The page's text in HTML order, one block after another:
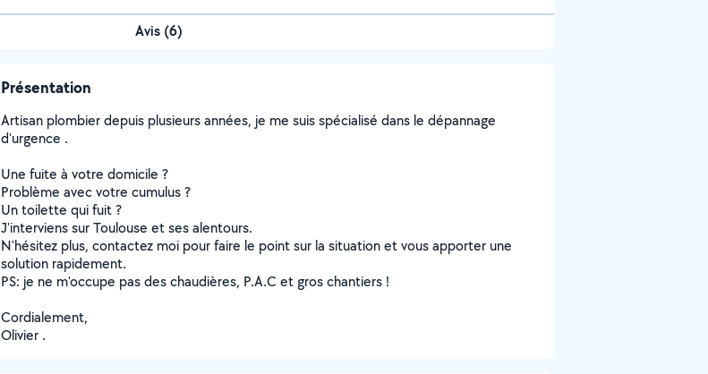
Avis (6)
Présentation
Artisan plombier depuis plusieurs années, je me suis spécialisé dans le dépannage
d'urgence .
Une fuite à votre domicile ?
Problème avec votre cumulus ?
Un toilette qui fuit ?
J'interviens sur Toulouse et ses alentours.
N'hésitez plus, contactez moi pour faire le point sur la situation et vous apporter une
solution rapidement.
PS: je ne m'occupe pas des chaudières, P.A.C et gros chantiers !
Cordialement,
Olivier .